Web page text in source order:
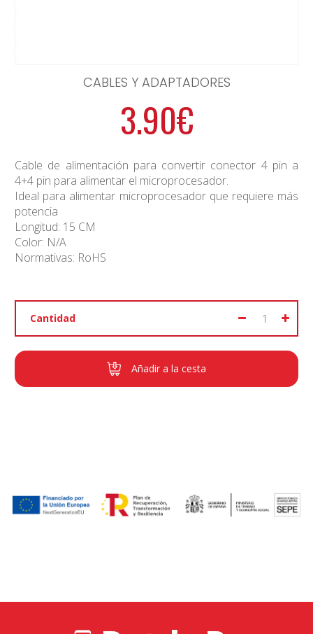
CABLES Y ADAPTADORES
3.90€
Cable de alimentación para convertir conector 4 pin a
4+4 pin para alimentar el microprocesador.
Ideal para alimentar microprocesador que requiere más
potencia
Longitud: 15 CM
Color: N/A
Normativas: RoHS
Cantidad
Añadir a la cesta